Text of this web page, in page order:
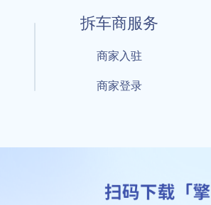
拆车商服务
商家入驻
商家登录
，擎天拆车好省快 All Rights Reserved
-17 公安部备案号： 鲁公网安备